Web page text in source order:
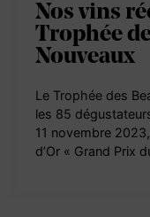
Nos vins
Trophée
Nouveaux
Le Trophée des
les 85
11 novembre
d’Or « Grand Prix